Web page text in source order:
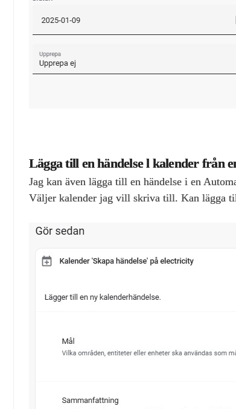
Lägga till en händelse l kalender från
Jag kan även lägga till en händelse i en
Väljer kalender jag vill skriva till. Kan lägga